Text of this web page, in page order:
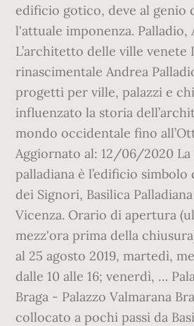
edificio gotico, deve al genio
l'attuale imponenza. Palladio,
L’architetto delle ville venete
rinascimentale Andrea
progetti per ville, palazzi e
influenzato la storia
mondo occidentale fino
Aggiornato al: 12/06/2020 La
palladiana è l’edificio simbolo
dei Signori, Basilica
Vicenza. Orario di apertura
mezz'ora prima della
al 25 agosto 2019, martedì,
dalle 10 alle 16; venerdì, …
Braga - Palazzo Valmarana
collocato a pochi passi da